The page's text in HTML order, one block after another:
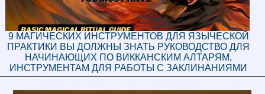
9 МАГИЧЕСКИХ ИНСТРУМЕНТОВ ДЛЯ ЯЗЫЧЕСКОЙ
ПРАКТИКИ ВЫ ДОЛЖНЫ ЗНАТЬ РУКОВОДСТВО ДЛЯ
НАЧИНАЮЩИХ ПО ВИККАНСКИМ АЛТАРЯМ,
ИНСТРУМЕНТАМ ДЛЯ РАБОТЫ С ЗАКЛИНАНИЯМИ